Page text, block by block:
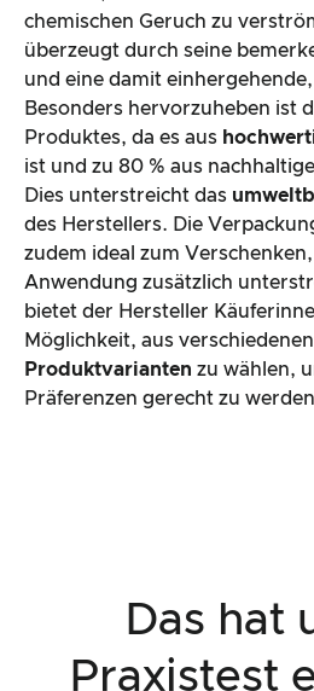
chemischen Geruch zu
überzeugt durch seine
und eine damit
Besonders hervorzuheben ist
Produktes, da es aus
ist und zu 80 % aus
Dies unterstreicht das
des Herstellers. Die
zudem ideal zum
Anwendung zusätzlich
bietet der Hersteller
Möglichkeit, aus verschiedenen
Produktvarianten zu wählen,
Präferenzen gerecht zu
Das hat
Praxistest